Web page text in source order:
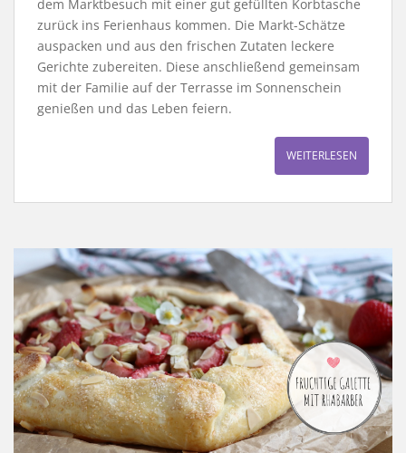
dem Marktbesuch mit einer gut gefüllten Korbtasche
zurück ins Ferienhaus kommen. Die Markt-Schätze
auspacken und aus den frischen Zutaten leckere
Gerichte zubereiten. Diese anschließend gemeinsam
mit der Familie auf der Terrasse im Sonnenschein
genießen und das Leben feiern.
WEITERLESEN